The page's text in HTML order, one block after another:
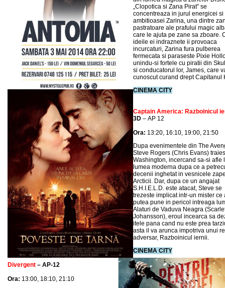
„Clopotica si Zana Pirat” se
concentreaza in jurul energicei si
ambitioasei Zarina, una dintre
pastratoare ale prafului magic
care le ajuta pe zane sa zboare.
ideile ei indraznete ii provoaca
incurcaturi, Zarina fura pulberea
fermecata si paraseste Pixie
unindu-si fortele cu piratii din
si conducatorul lor, James, care
cunoscut curand drept Capitanul
CINEMA CITY
Captain America: Razboinicul
3D – AP 12
Ora: 13:20, 16:10, 19:00, 21:50
Dupa evenimentele din The
Steve Rogers (Chris Evans)
Washington, incercand sa-si afle
lumea moderna dupa ce a
decenii inghetat in vesnicele
Arcticii. Dar, dupa ce un angajat
S.H.I.E.L.D. este atacat, Steve se
trezeste implicat intr-un mister ce
putea pune in pericol intreaga
Alaturi de Vaduva Neagra
Johansson), eroul incearca sa
itele pana cand nu este prea
asta il va arunca impotriva unui
adversar, Razboinicul iernii.
CINEMA CITY
Divergent – AP-12
Ora: 13:00, 18:10, 21:10